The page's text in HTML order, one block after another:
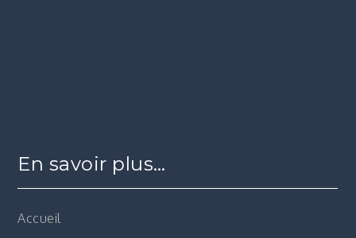
En savoir plus…
Accueil